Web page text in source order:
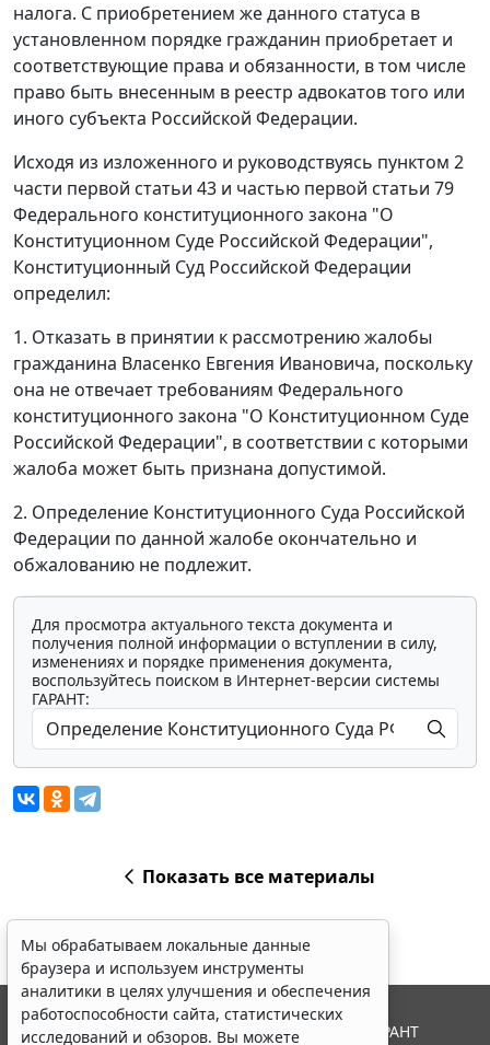
налога. С приобретением же данного статуса в
установленном порядке гражданин приобретает и
соответствующие права и обязанности, в том числе
право быть внесенным в реестр адвокатов того или
иного субъекта Российской Федерации.
Исходя из изложенного и руководствуясь пунктом 2
части первой статьи 43 и частью первой статьи 79
Федерального конституционного закона "О
Конституционном Суде Российской Федерации",
Конституционный Суд Российской Федерации
определил:
1. Отказать в принятии к рассмотрению жалобы
гражданина Власенко Евгения Ивановича, поскольку
она не отвечает требованиям Федерального
конституционного закона "О Конституционном Суде
Российской Федерации", в соответствии с которыми
жалоба может быть признана допустимой.
2. Определение Конституционного Суда Российской
Федерации по данной жалобе окончательно и
обжалованию не подлежит.
Для просмотра актуального текста документа и
получения полной информации о вступлении в силу,
изменениях и порядке применения документа,
воспользуйтесь поиском в Интернет-версии системы
ГАРАНТ:
Показать все материалы
Мы обрабатываем локальные данные
браузера и используем инструменты
аналитики в целях улучшения и обеспечения
работоспособности сайта, статистических
исследований и обзоров. Вы можете
© ООО "НПП "ГАРАНТ-СЕРВИС", 2026. Система ГАРАНТ